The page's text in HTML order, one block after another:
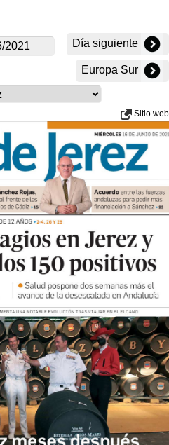
Día siguiente
Europa Sur
Sitio web